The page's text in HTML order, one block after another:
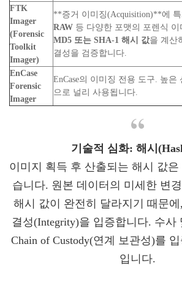
FTK
Imager
(Forensic
Toolkit
Imager)
**증거 이미징(Acquisition)**에
RAW 등 다양한 포맷의 포렌식
MD5 또는 SHA-1 해시 값을 계산
결성을 검증합니다.
EnCase
Forensic
Imager
EnCase의 이미징 전용 도구. 높은
으로 널리 사용됩니다.
기술적 심화: 해시
이미지 획득 후 산출되는 해시 값
습니다. 원본 데이터의 미세한 변
해시 값이 완전히 달라지기 때문
결성(Integrity)을 입증합니다. 수사
Chain of Custody(연계 보관성)를
입니다.